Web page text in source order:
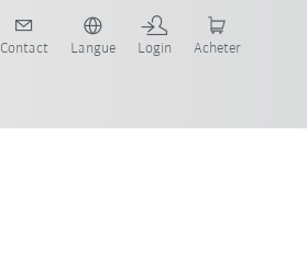
Contact Langue Login Acheter